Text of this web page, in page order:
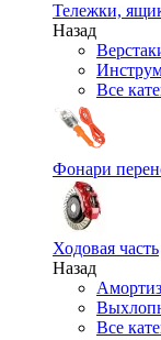
Тележки,
Назад
Все
Фонари
Ходовая часть
Назад
Все